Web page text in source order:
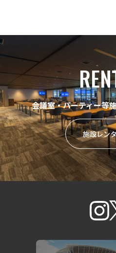
会議室・パーティー等
施設レン